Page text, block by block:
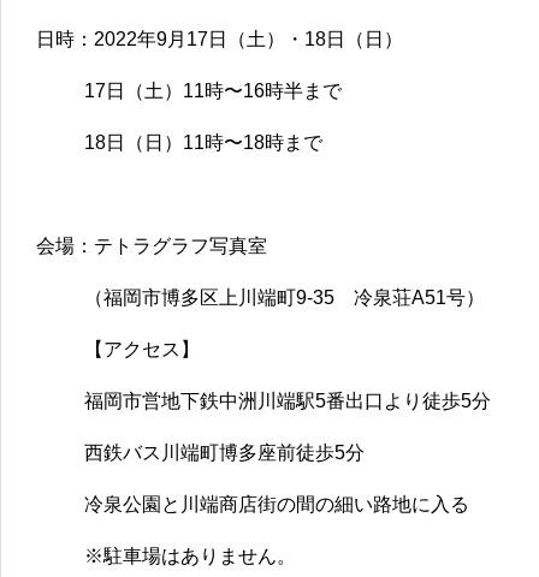
日時：2022年9月17日（土）・18日（日）
17日（土）11時〜16時半まで
18日（日）11時〜18時まで
会場：テトラグラフ写真室
（福岡市博多区上川端町9-35 冷泉荘A51号）
【アクセス】
福岡市営地下鉄中洲川端駅5番出口より徒歩5分
西鉄バス川端町博多座前徒歩5分
冷泉公園と川端商店街の間の細い路地に入る
※駐車場はありません。